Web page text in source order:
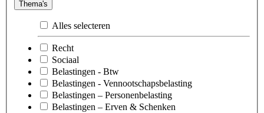
Thema's
Alles selecteren
Recht
Sociaal
Belastingen - Btw
Belastingen - Vennootschapsbelasting
Belastingen – Personenbelasting
Belastingen – Erven & Schenken